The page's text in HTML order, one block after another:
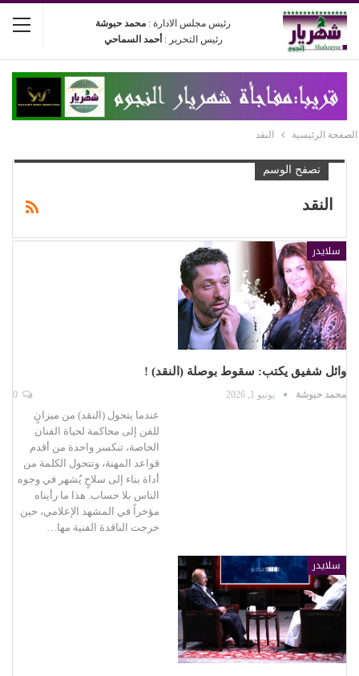
رئيس مجلس الادارة : محمد حبوشة
رئيس التحرير : أحمد السماحي
الصفحة الرئيسية النقد
تصفح الوسم
النقد
سلايدر
وائل شفيق يكتب: سقوط بوصلة (النقد) !
محمد حبوشة يونيو 1, 2026
عندما يتحول (النقد) من ميزانٍ
للفن إلى محاكمة لحياة الفنان
الخاصة، تنكسر واحدة من أقدم
قواعد المهنة، وتتحول الكلمة من
أداة بناء إلى سلاحٍ يُشهر في وجوه
الناس بلا حساب. هذا ما رأيناه
مؤخراً في المشهد الإعلامي، حين
خرجت الناقدة الفنية مها…
سلايدر